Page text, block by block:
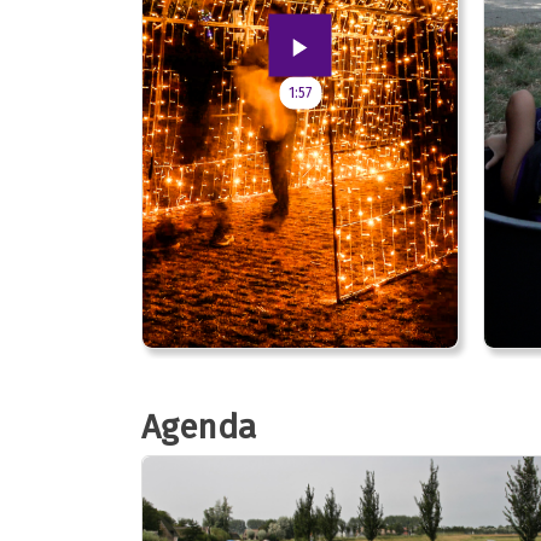
1:57
Agenda